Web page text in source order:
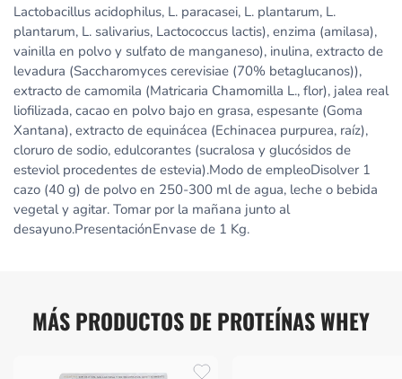
Lactobacillus acidophilus, L. paracasei, L. plantarum, L.
plantarum, L. salivarius, Lactococcus lactis), enzima (amilasa),
vainilla en polvo y sulfato de manganeso), inulina, extracto de
levadura (Saccharomyces cerevisiae (70% betaglucanos)),
extracto de camomila (Matricaria Chamomilla L., flor), jalea real
liofilizada, cacao en polvo bajo en grasa, espesante (Goma
Xantana), extracto de equinácea (Echinacea purpurea, raíz),
cloruro de sodio, edulcorantes (sucralosa y glucósidos de
esteviol procedentes de estevia).Modo de empleoDisolver 1
cazo (40 g) de polvo en 250-300 ml de agua, leche o bebida
vegetal y agitar. Tomar por la mañana junto al
desayuno.PresentaciónEnvase de 1 Kg.
MÁS PRODUCTOS DE PROTEÍNAS WHEY